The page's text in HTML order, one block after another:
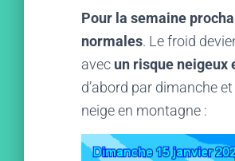
Pour la semaine
normales. Le froid
avec un risque neigeux
d’abord par dimanche
neige en montagne :